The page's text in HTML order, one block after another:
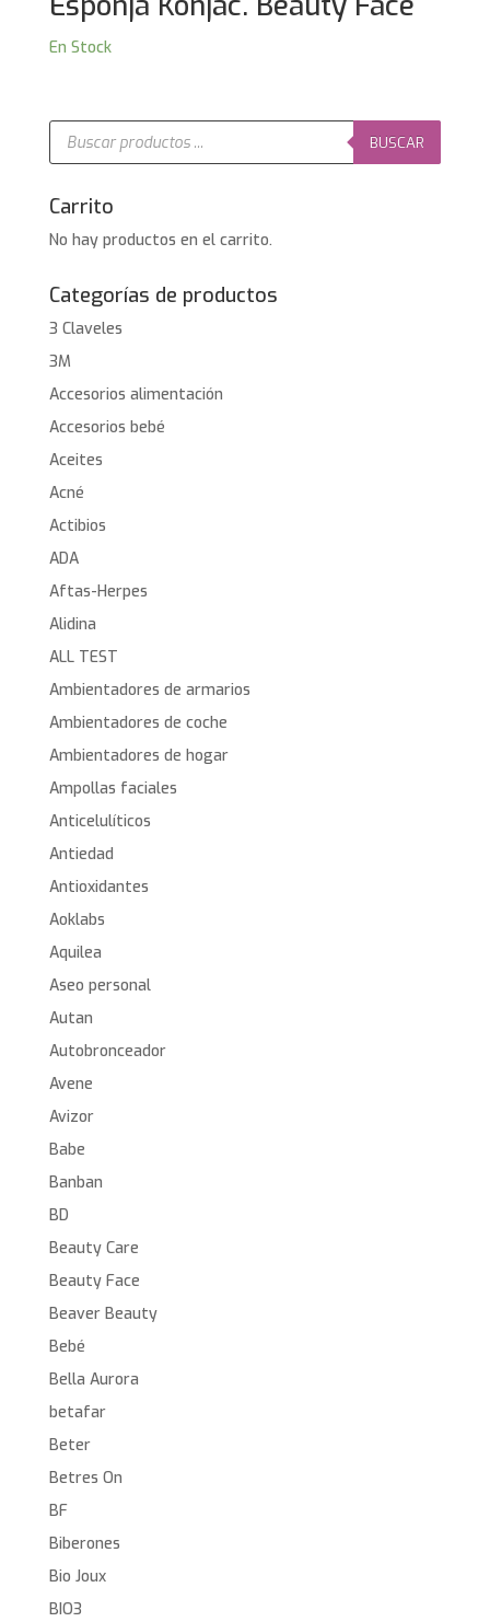
En Stock
Búsqueda
productos
BUSCAR
Carrito
No hay productos en el carrito.
Categorías de productos
3 Claveles
3M
Accesorios alimentación
Accesorios bebé
Aceites
Acné
Actibios
ADA
Aftas-Herpes
Alidina
ALL TEST
Ambientadores de armarios
Ambientadores de coche
Ambientadores de hogar
Ampollas faciales
Anticelulíticos
Antiedad
Antioxidantes
Aoklabs
Aquilea
Aseo personal
Autan
Autobronceador
Avene
Avizor
Babe
Banban
BD
Beauty Care
Beauty Face
Beaver Beauty
Bebé
Bella Aurora
betafar
Beter
Betres On
BF
Biberones
Bio Joux
BIO3